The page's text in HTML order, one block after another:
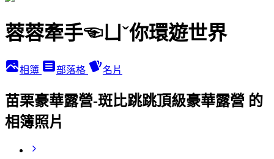
蓉蓉牽手☜ㄩˇ你環遊世界
相簿 部落格 名片
苗栗豪華露營-斑比跳跳頂級豪華露營 的
相簿照片